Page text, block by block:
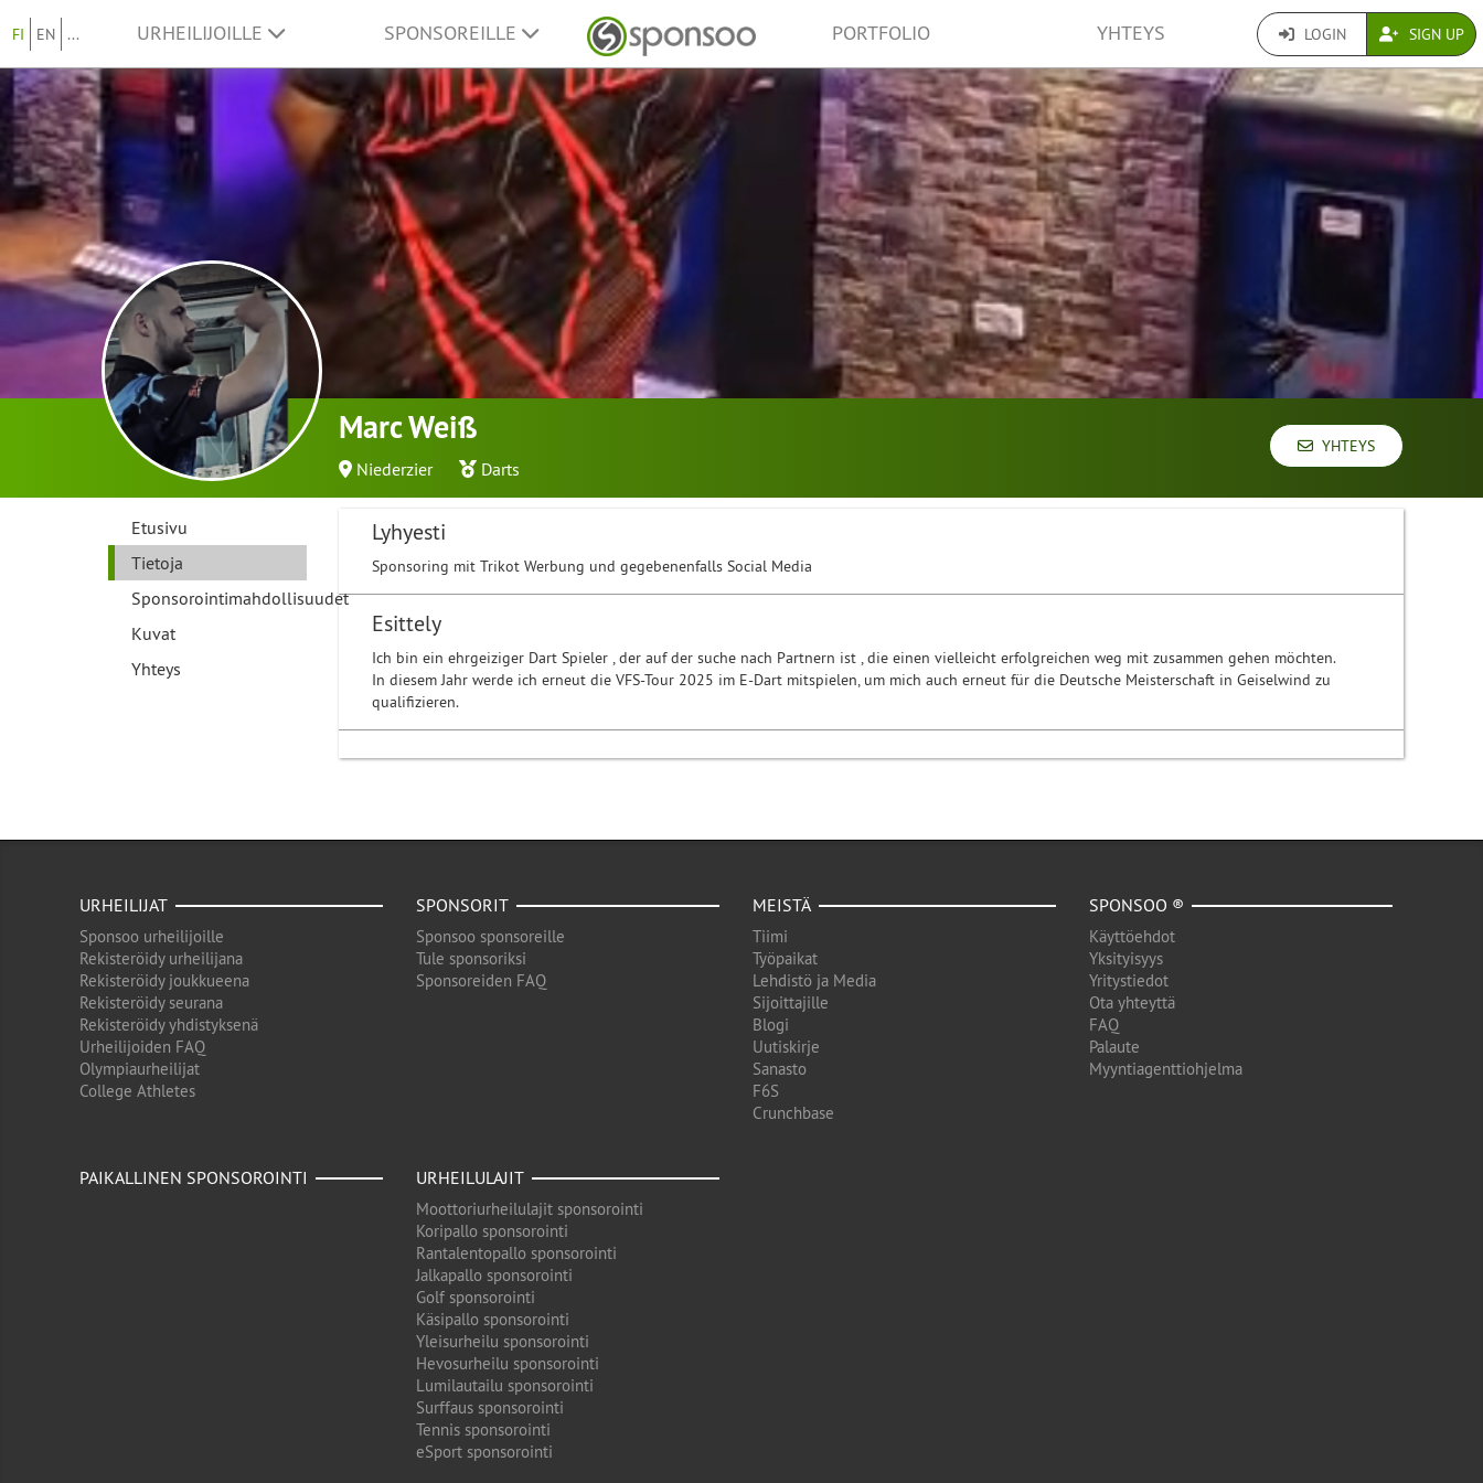
FI EN ... URHEILIJOILLE SPONSOREILLE PORTFOLIO YHTEYS LOGIN SIGN UP
Marc Weiß
Niederzier Darts
YHTEYS
Etusivu
Tietoja
Sponsorointimahdollisuudet
Kuvat
Yhteys
Lyhyesti
Sponsoring mit Trikot Werbung und gegebenenfalls Social Media
Esittely
Ich bin ein ehrgeiziger Dart Spieler , der auf der suche nach Partnern ist , die einen vielleicht erfolgreichen weg mit zusammen gehen möchten.
In diesem Jahr werde ich erneut die VFS-Tour 2025 im E-Dart mitspielen, um mich auch erneut für die Deutsche Meisterschaft in Geiselwind zu
qualifizieren.
URHEILIJAT
Sponsoo urheilijoille
Rekisteröidy urheilijana
Rekisteröidy joukkueena
Rekisteröidy seurana
Rekisteröidy yhdistyksenä
Urheilijoiden FAQ
Olympiaurheilijat
College Athletes
SPONSORIT
Sponsoo sponsoreille
Tule sponsoriksi
Sponsoreiden FAQ
MEISTÄ
Tiimi
Työpaikat
Lehdistö ja Media
Sijoittajille
Blogi
Uutiskirje
Sanasto
F6S
Crunchbase
SPONSOO ®
Käyttöehdot
Yksityisyys
Yritystiedot
Ota yhteyttä
FAQ
Palaute
Myyntiagenttiohjelma
PAIKALLINEN SPONSOROINTI URHEILULAJIT
Moottoriurheilulajit sponsorointi
Koripallo sponsorointi
Rantalentopallo sponsorointi
Jalkapallo sponsorointi
Golf sponsorointi
Käsipallo sponsorointi
Yleisurheilu sponsorointi
Hevosurheilu sponsorointi
Lumilautailu sponsorointi
Surffaus sponsorointi
Tennis sponsorointi
eSport sponsorointi